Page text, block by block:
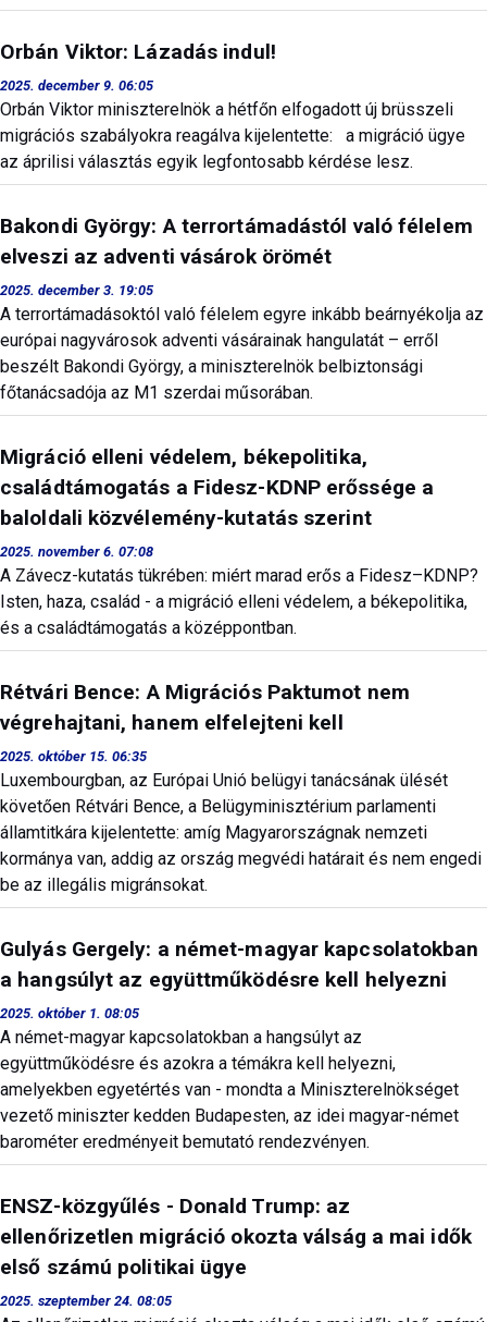
Orbán Viktor: Lázadás indul!
2025. december 9. 06:05
Orbán Viktor miniszterelnök a hétfőn elfogadott új brüsszeli
migrációs szabályokra reagálva kijelentette: a migráció ügye
az áprilisi választás egyik legfontosabb kérdése lesz.
Bakondi György: A terrortámadástól való félelem
elveszi az adventi vásárok örömét
2025. december 3. 19:05
A terrortámadásoktól való félelem egyre inkább beárnyékolja az
európai nagyvárosok adventi vásárainak hangulatát – erről
beszélt Bakondi György, a miniszterelnök belbiztonsági
főtanácsadója az M1 szerdai műsorában.
Migráció elleni védelem, békepolitika,
családtámogatás a Fidesz-KDNP erőssége a
baloldali közvélemény-kutatás szerint
2025. november 6. 07:08
A Závecz-kutatás tükrében: miért marad erős a Fidesz–KDNP?
Isten, haza, család - a migráció elleni védelem, a békepolitika,
és a családtámogatás a középpontban.
Rétvári Bence: A Migrációs Paktumot nem
végrehajtani, hanem elfelejteni kell
2025. október 15. 06:35
Luxembourgban, az Európai Unió belügyi tanácsának ülését
követően Rétvári Bence, a Belügyminisztérium parlamenti
államtitkára kijelentette: amíg Magyarországnak nemzeti
kormánya van, addig az ország megvédi határait és nem engedi
be az illegális migránsokat.
Gulyás Gergely: a német-magyar kapcsolatokban
a hangsúlyt az együttműködésre kell helyezni
2025. október 1. 08:05
A német-magyar kapcsolatokban a hangsúlyt az
együttműködésre és azokra a témákra kell helyezni,
amelyekben egyetértés van - mondta a Miniszterelnökséget
vezető miniszter kedden Budapesten, az idei magyar-német
barométer eredményeit bemutató rendezvényen.
ENSZ-közgyűlés - Donald Trump: az
ellenőrizetlen migráció okozta válság a mai idők
első számú politikai ügye
2025. szeptember 24. 08:05